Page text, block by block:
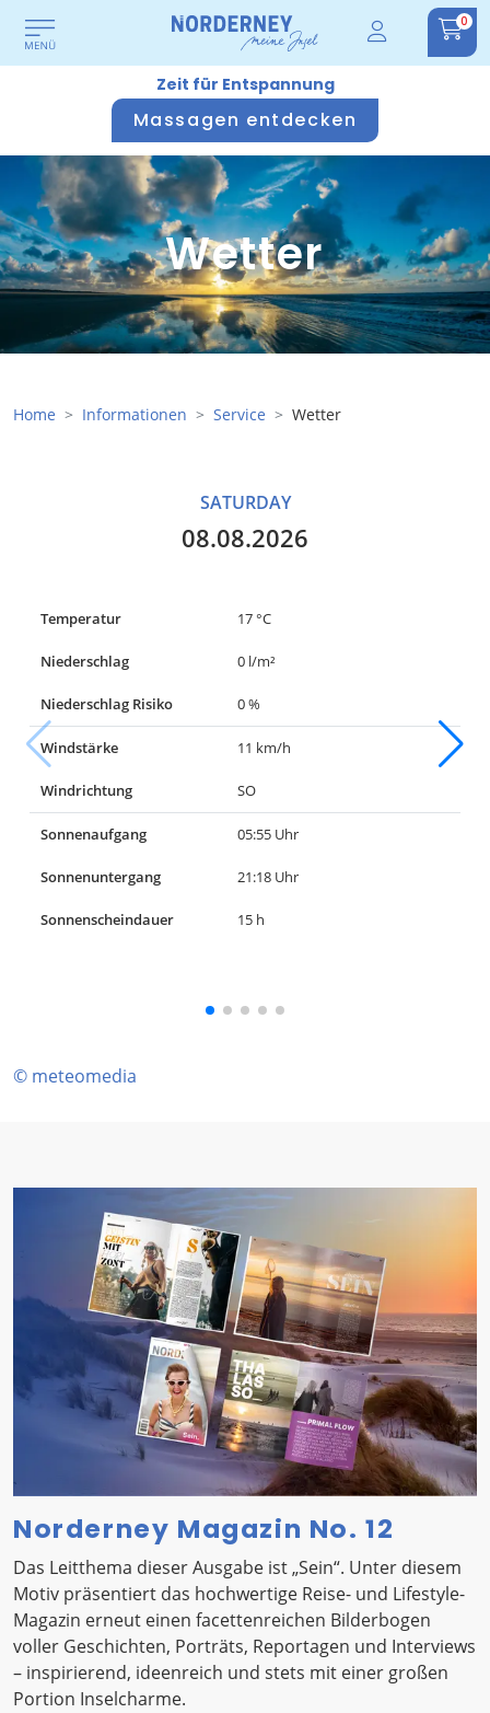
0
Zeit für Entspannung
Massagen entdecken
Wetter
Home Informationen Service Wetter
SATURDAY
08.08.2026
Temperatur 17 °C
Niederschlag 0 l/m²
Niederschlag Risiko 0 %
Windstärke 11 km/h
Windrichtung SO
Sonnenaufgang 05:55 Uhr
Sonnenuntergang 21:18 Uhr
Sonnenscheindauer 15 h
© meteomedia
Norderney Magazin No. 12
Das Leitthema dieser Ausgabe ist „Sein“. Unter diesem
Motiv präsentiert das hochwertige Reise- und Lifestyle-
Magazin erneut einen facettenreichen Bilderbogen
voller Geschichten, Porträts, Reportagen und Interviews
– inspirierend, ideenreich und stets mit einer großen
Portion Inselcharme.